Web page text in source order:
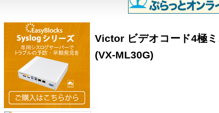
Victor ビデオコード4極
(VX-ML30G)